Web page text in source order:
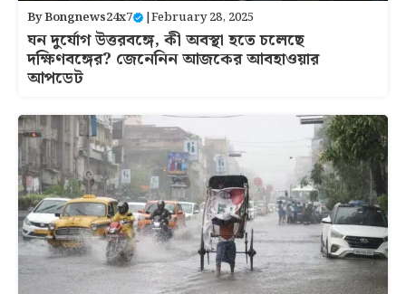
ByBongnews24x7 |February 28, 2025
ঘন দুর্যোগ উত্তরবঙ্গে, কী অবস্থা হতে চলেছে
দক্ষিণবঙ্গের? জেনেনিন আজকের আবহাওয়ার
আপডেট